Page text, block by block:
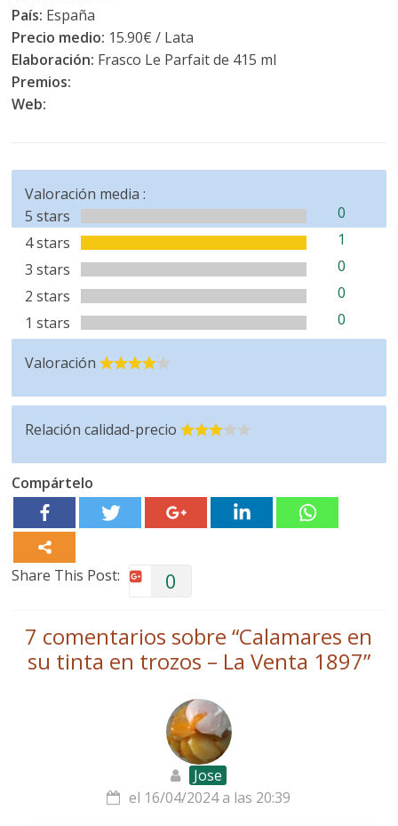
País: España
Precio medio: 15.90€ / Lata
Elaboración: Frasco Le Parfait de 415 ml
Premios:
Web:
Valoración media :
5 stars
0
4 stars
1
3 stars
0
2 stars
0
1 stars
0
Valoración
Relación calidad-precio
Compártelo
Share This Post: 0
7 comentarios sobre “Calamares en
su tinta en trozos – La Venta 1897”
Jose
el 16/04/2024 a las 20:39